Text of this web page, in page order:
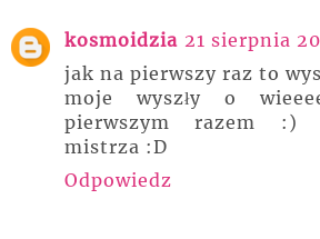
kosmoidzia 21 sierpnia
jak na pierwszy raz to
moje wyszły o
pierwszym razem :)
mistrza :D
Odpowiedz